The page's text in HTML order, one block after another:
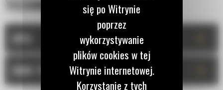
TECHNICZNA
DANE TECHNICZNE
się po Witrynie
poprzez
wykorzystywanie
plików cookies w tej
Witrynie internetowej.
Korzystanie z tych